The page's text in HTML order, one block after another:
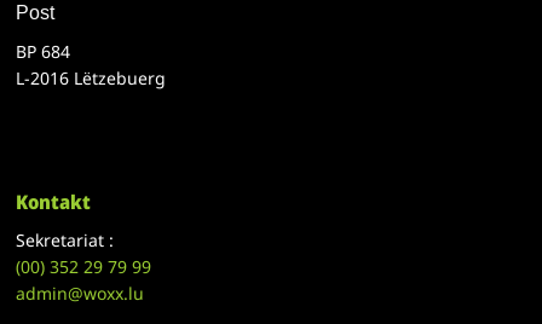
Post
BP 684
L-2016 Lëtzebuerg
Kontakt
Sekretariat :
(00)352 29 79 99
admin@woxx.lu